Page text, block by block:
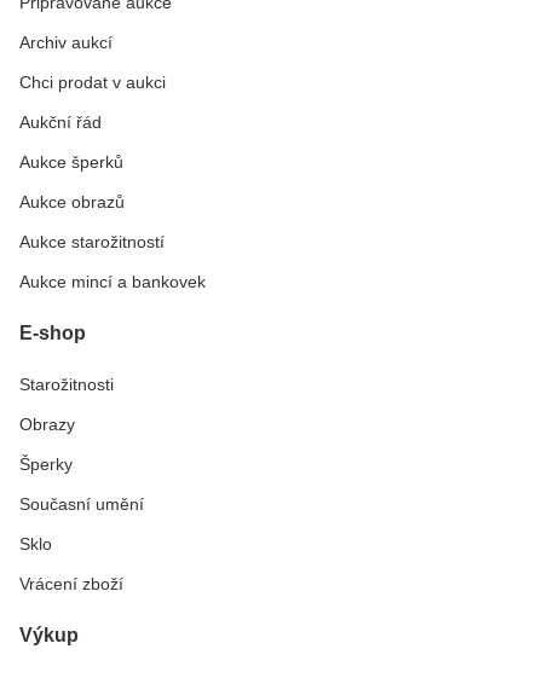
Archiv aukcí
Chci prodat v aukci
Aukční řád
Aukce šperků
Aukce obrazů
Aukce starožitností
Aukce mincí a bankovek
E-shop
Starožitnosti
Obrazy
Šperky
Současní umění
Sklo
Vrácení zboží
Výkup